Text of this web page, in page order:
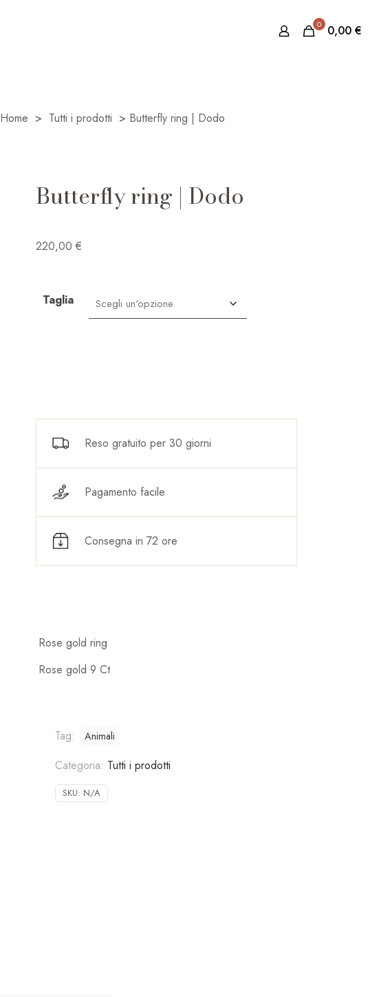
0 0,00 €
Home > Tutti i prodotti > Butterfly ring | Dodo
Butterfly ring | Dodo
220,00 €
Taglia
Reso gratuito per 30 giorni
Pagamento facile
Consegna in 72 ore
Rose gold ring
Rose gold 9 Ct
Tag: Animali
Categoria: Tutti i prodotti
SKU: N/A